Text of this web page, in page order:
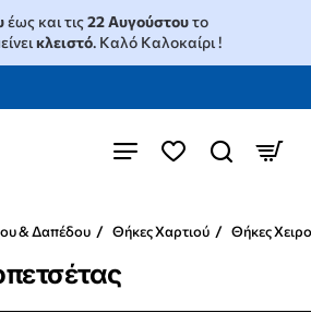
έως και τις22 Αυγούστουτο
κλειστό. Καλό Καλοκαίρι !
& Δαπέδου Θήκες Χαρτιού Θήκες